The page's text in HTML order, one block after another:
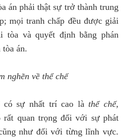
án phải thật sự trở thành trung
mọi tranh chấp đều được giải
tòa và quyết định bằng phán
án.
nghẽn về thể chế
có sự nhất trí cao là thể chế,
rất quan trọng đối với sự phát
như đối với từng lĩnh vực.